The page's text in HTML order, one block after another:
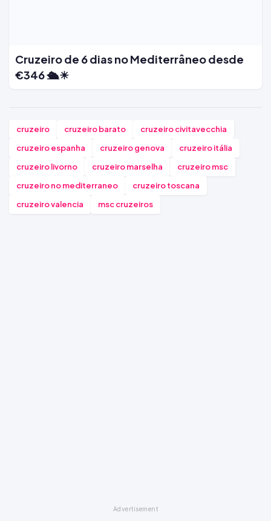
Cruzeiro de 6 dias no Mediterrâneo desde
€346 🛳️☀
cruzeiro cruzeiro barato
cruzeiro civitavecchia
cruzeiro espanha
cruzeiro genova
cruzeiro itália
cruzeiro livorno
cruzeiro marselha
cruzeiro msc
cruzeiro no mediterraneo
cruzeiro toscana
cruzeiro valencia
msc cruzeiros